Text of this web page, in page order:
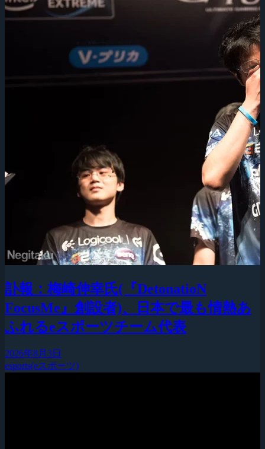
訃報：梅崎伸幸氏(『DetonatioN
FocusMe』創設者)、日本で最も情熱あ
ふれるeスポーツチーム代表
2026年8月3日
esports(eスポーツ)